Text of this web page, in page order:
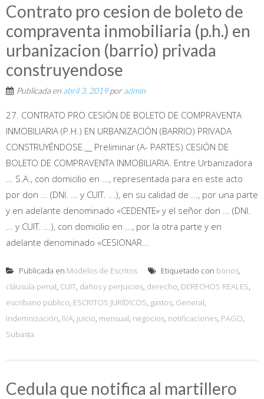
Contrato pro cesion de boleto de
compraventa inmobiliaria (p.h.) en
urbanizacion (barrio) privada
construyendose
Publicada en abril 3, 2019poradmin
27. CONTRATO PRO CESIÓN DE BOLETO DE COMPRAVENTA
INMOBILIARIA (P.H.) EN URBANIZACIÓN (BARRIO) PRIVADA
CONSTRUYÉNDOSE.__ Preliminar (A- PARTES) CESIÓN DE
BOLETO DE COMPRAVENTA INMOBILIARIA. Entre Urbanizadora
... S.A., con domicilio en ..., representada para en este acto
por don ... (DNI. ... y CUIT. ...), en su calidad de ..., por una parte
y en adelante denominado «CEDENTE» y el señor don ... (DNI.
... y CUIT. ...), con domicilio en ..., por la otra parte y en
adelante denominado «CESIONAR...
Publicada en Modelos de Escritos Etiquetado con bonos,
cláusula penal, CUIT, daños y perjuicios, derecho, DERECHOS REALES,
escribano público, ESCRITOS JURÍDICOS, gastos, General,
indemnización, IVA, juicio, mensual, negocios, notificaciones, PAGO,
Subasta
Cedula que notifica al martillero